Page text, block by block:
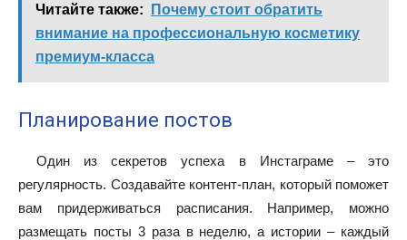
Читайте также:
Почему стоит обратить
внимание на профессиональную косметику
премиум‑класса
Планирование постов
Один из секретов успеха в Инстаграме – это
регулярность. Создавайте контент-план, который поможет
вам придерживаться расписания. Например, можно
размещать посты 3 раза в неделю, а истории – каждый